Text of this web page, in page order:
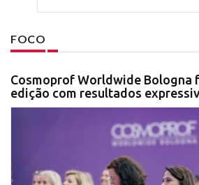
FOCO
Cosmoprof Worldwide Bologna
edição com resultados